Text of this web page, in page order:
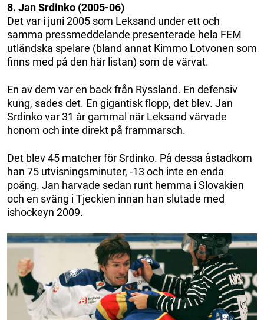
8. Jan Srdinko (2005-06)
Det var i juni 2005 som Leksand under ett och
samma pressmeddelande presenterade hela FEM
utländska spelare (bland annat Kimmo Lotvonen som
finns med på den här listan) som de värvat.
En av dem var en back från Ryssland. En defensiv
kung, sades det. En gigantisk flopp, det blev. Jan
Srdinko var 31 år gammal när Leksand värvade
honom och inte direkt på frammarsch.
Det blev 45 matcher för Srdinko. På dessa åstadkom
han 75 utvisningsminuter, -13 och inte en enda
poäng. Jan harvade sedan runt hemma i Slovakien
och en sväng i Tjeckien innan han slutade med
ishockeyn 2009.